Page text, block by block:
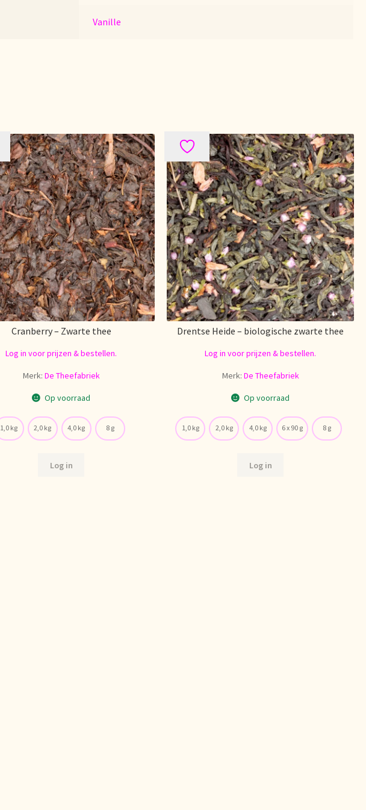
Vanille
Cranberry – Zwarte thee
Log in voor prijzen & bestellen.
Merk: De Theefabriek
Op voorraad
1,0 kg 2,0 kg 4,0 kg 8 g
Log in
Drentse Heide – biologische zwarte thee
Log in voor prijzen & bestellen.
Merk: De Theefabriek
Op voorraad
1,0 kg 2,0 kg 4,0 kg 6 x 90 g 8 g
Log in